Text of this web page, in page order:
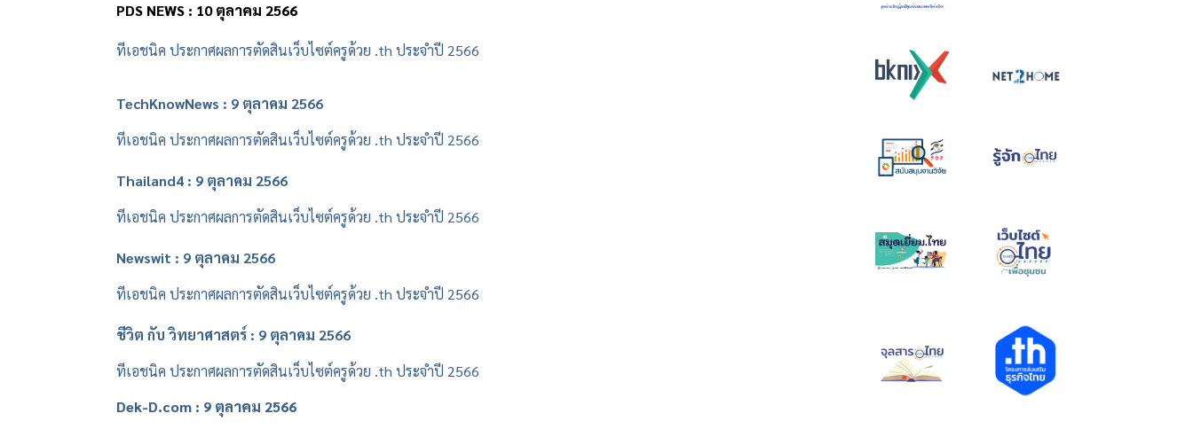
PDS NEWS : 10 ตุลาคม 2566
ทีเอชนิค ประกาศผลการตัดสินเว็บไซต์ครูด้วย .th ประจำปี 2566
TechKnowNews : 9 ตุลาคม 2566
ทีเอชนิค ประกาศผลการตัดสินเว็บไซต์ครูด้วย .th ประจำปี 2566
Thailand4 : 9 ตุลาคม 2566
ทีเอชนิค ประกาศผลการตัดสินเว็บไซต์ครูด้วย .th ประจำปี 2566
Newswit : 9 ตุลาคม 2566
ทีเอชนิค ประกาศผลการตัดสินเว็บไซต์ครูด้วย .th ประจำปี 2566
ชีวิต กับ วิทยาศาสตร์ : 9 ตุลาคม 2566
ทีเอชนิค ประกาศผลการตัดสินเว็บไซต์ครูด้วย .th ประจำปี 2566
Dek-D.com : 9 ตุลาคม 2566